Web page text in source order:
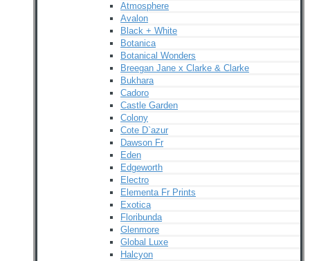
Atmosphere
Avalon
Black + White
Botanica
Botanical Wonders
Breegan Jane x Clarke & Clarke
Bukhara
Cadoro
Castle Garden
Colony
Cote D`azur
Dawson Fr
Eden
Edgeworth
Electro
Elementa Fr Prints
Exotica
Floribunda
Glenmore
Global Luxe
Halcyon